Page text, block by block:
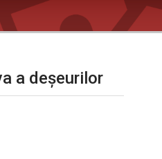
a deşeurilor